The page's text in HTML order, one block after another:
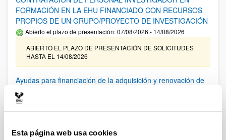
Esta página web usa cookies
FORMACIÓN EN LA EHU FINANCIADO CON RECURSOS
PROPIOS DE UN GRUPO/PROYECTO DE INVESTIGACIÓN
Abierto el plazo de presentación: 07/08/2026 - 14/08/2026
ABIERTO EL PLAZO DE PRESENTACIÓN DE SOLICITUDES
HASTA EL 14/08/2026
Ayudas para financiación de la adquisición y renovación de
infraestructura científica y fondos bibliográficos en la
UPV/EHU 2026
Trámite abierto
25/03/2026: Corrección de errores del listado provisional de
solicitudes admitidas y excluidas. 23/03/2026: Relación